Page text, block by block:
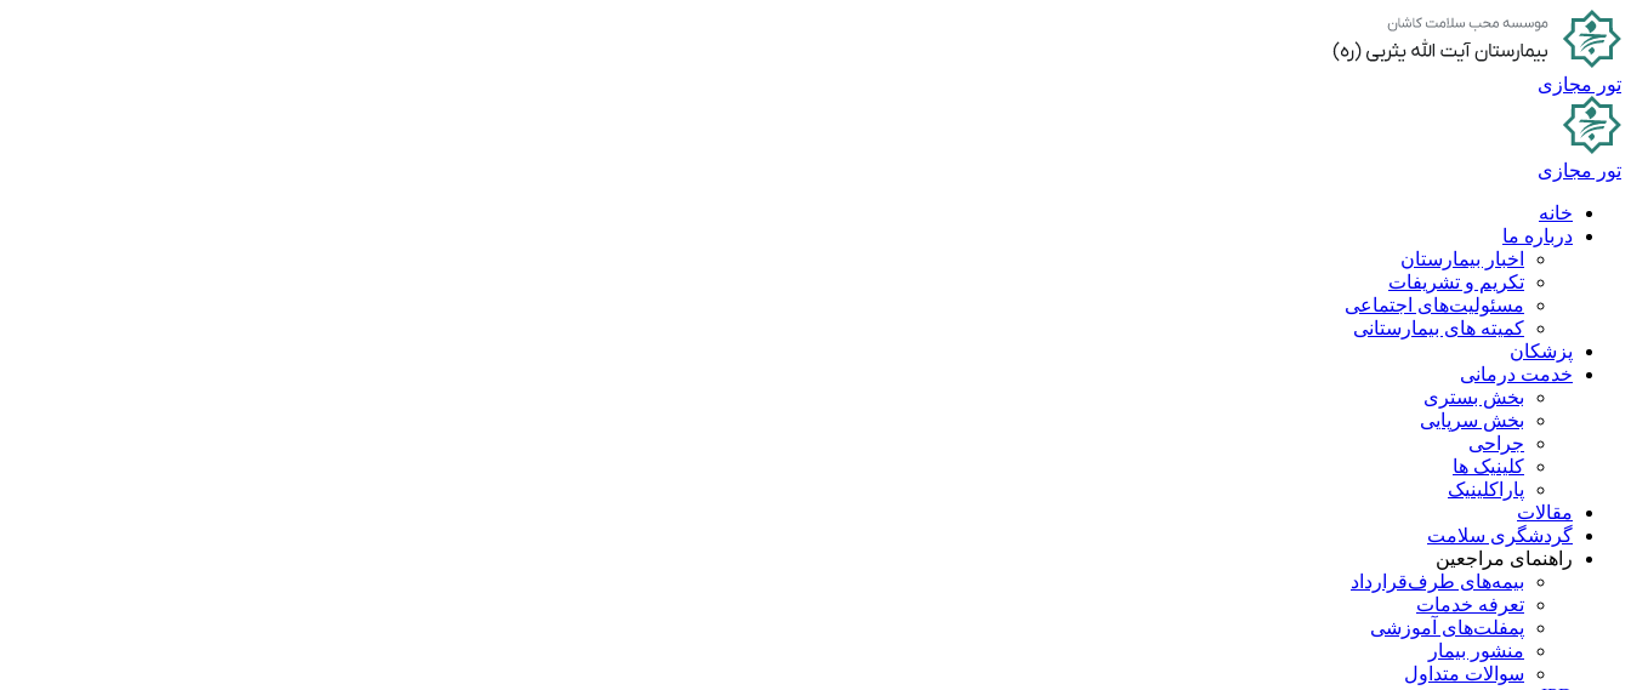
پرش
به
محتوا
تور مجازی
تور مجازی
خانه
درباره ما
اخبار بیمارستان
تکریم و تشریفات
مسئولیت‌های اجتماعی
کمیته های بیمارستانی
پزشکان
خدمت درمانی
بخش بستری
بخش سرپایی
جراحی
کلینیک ها
پاراکلینیک
مقالات
گردشگری سلامت
راهنمای مراجعین
بیمه‌های طرف‌قرارداد
تعرفه خدمات
پمفلت‌های آموزشی
منشور بیمار
سوالات متداول